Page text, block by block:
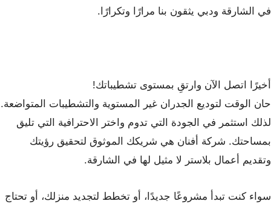
في الشارقة ودبي يثقون بنا مرارًا وتكرارًا.
أخيرًا اتصل الآن وارتقِ بمستوى تشطيباتك!
حان الوقت لتوديع الجدران غير المستوية والتشطيبات المتواضعة.
لذلك استثمر في الجودة التي تدوم واختر الاحترافية التي تليق
بمساحتك. شركة أفنان هي شريكك الموثوق لتحقيق رؤيتك
وتقديم أعمال بلاستر لا مثيل لها في الشارقة.
سواء كنت تبدأ مشروعًا جديدًا، أو تخطط لتجديد منزلك، أو تحتاج